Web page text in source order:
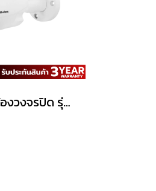
Hi-View กล้องวงจรปิด รุ่น HA-524B20ML